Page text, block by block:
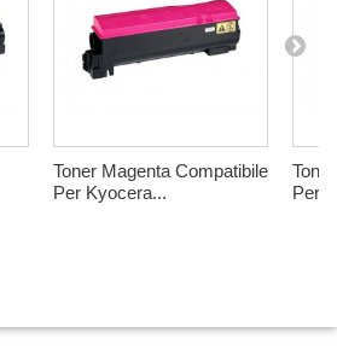
Toner Magenta Compatibile
Per Kyocera...
Per